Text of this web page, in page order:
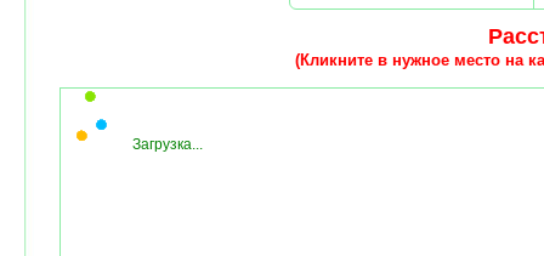
(Кликните в нужное место на
Загрузка...